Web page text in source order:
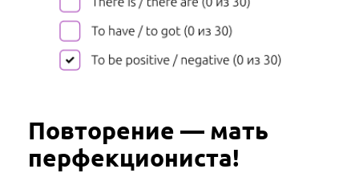
Повторение — мать
перфекциониста!